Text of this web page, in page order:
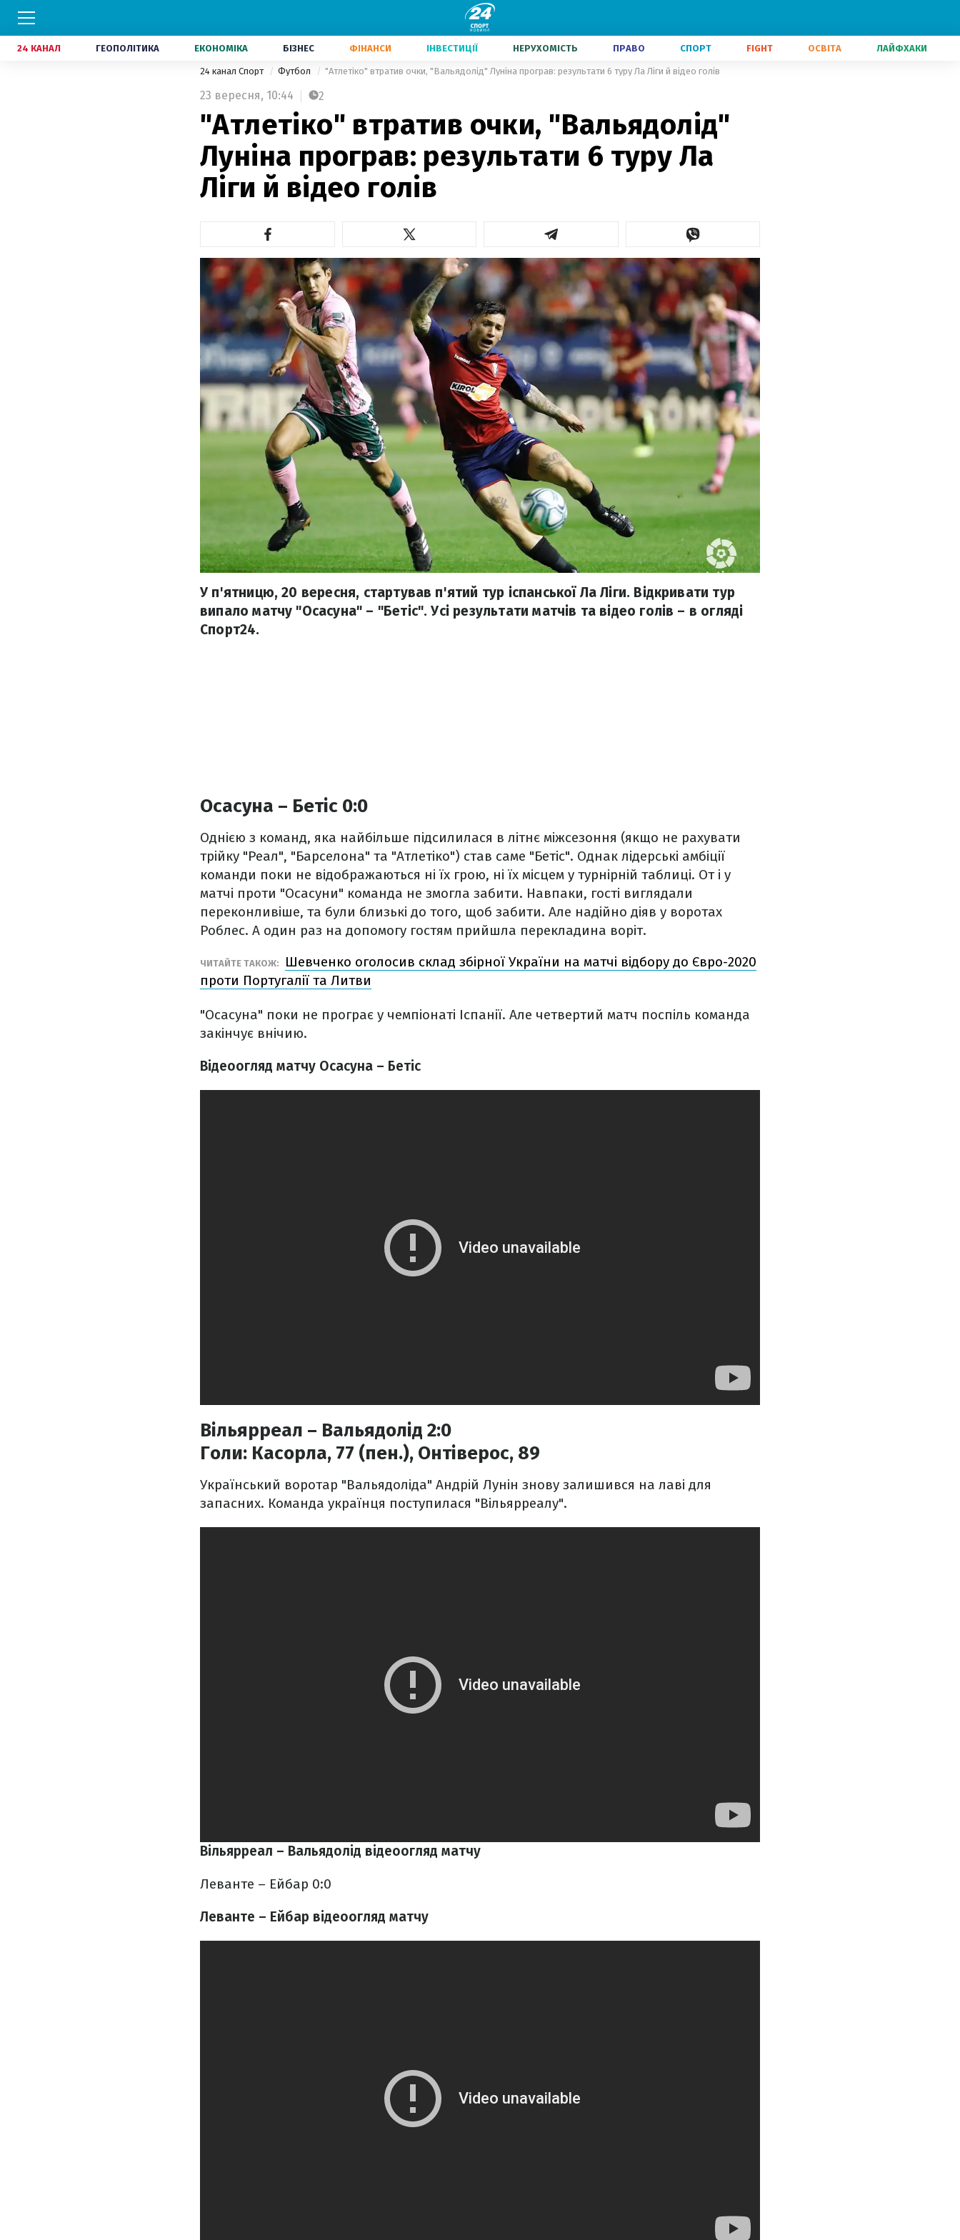
24 КАНАЛ ГЕОПОЛІТИКА ЕКОНОМІКА БІЗНЕС ФІНАНСИ ІНВЕСТИЦІЇ НЕРУХОМІСТЬ ПРАВО СПОРТ FIGHT ОСВІТА ЛАЙФХАКИ
24 канал Спорт Футбол "Атлетіко" втратив очки, "Вальядолід" Луніна програв: результати 6 туру Ла Ліги й відео голів
23 вересня, 10:44 2
"Атлетіко" втратив очки, "Вальядолід"
Луніна програв: результати 6 туру Ла
Ліги й відео голів
У п'ятницю, 20 вересня, стартував п'ятий тур іспанської Ла Ліги. Відкривати тур
випало матчу "Осасуна" – "Бетіс". Усі результати матчів та відео голів – в огляді
Спорт24.
Осасуна – Бетіс 0:0
Однією з команд, яка найбільше підсилилася в літнє міжсезоння (якщо не рахувати
трійку "Реал", "Барселона" та "Атлетіко") став саме "Бетіс". Однак лідерські амбіції
команди поки не відображаються ні їх грою, ні їх місцем у турнірній таблиці. От і у
матчі проти "Осасуни" команда не змогла забити. Навпаки, гості виглядали
переконливіше, та були близькі до того, щоб забити. Але надійно діяв у воротах
Роблес. А один раз на допомогу гостям прийшла перекладина воріт.
ЧИТАЙТЕ ТАКОЖ:
Шевченко оголосив склад збірної України на матчі відбору до Євро-2020
проти Португалії та Литви
"Осасуна" поки не програє у чемпіонаті Іспанії. Але четвертий матч поспіль команда
закінчує внічию.
Відеоогляд матчу Осасуна – Бетіс
Вільярреал – Вальядолід 2:0
Голи: Касорла, 77 (пен.), Онтіверос, 89
Український воротар "Вальядоліда" Андрій Лунін знову залишився на лаві для
запасних. Команда українця поступилася "Вільярреалу".
Вільярреал – Вальядолід відеоогляд матчу
Леванте – Ейбар 0:0
Леванте – Ейбар відеоогляд матчу